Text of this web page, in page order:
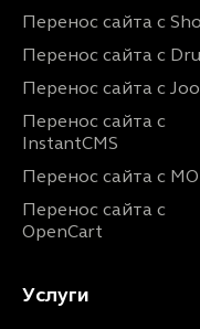
Перенос сайта с
Перенос сайта с
Перенос сайта с
Перенос сайта с
InstantCMS
Перенос сайта с
Перенос сайта с
OpenCart
Услуги